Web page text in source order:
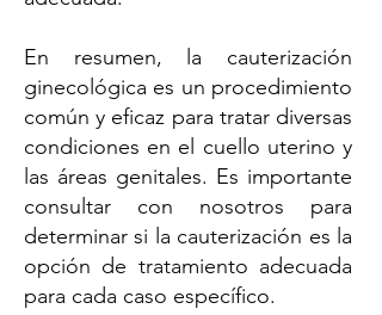
En resumen, la cauterización
ginecológica es un procedimiento
común y eficaz para tratar diversas
condiciones en el cuello uterino y
las áreas genitales. Es importante
consultar con nosotros para
determinar si la cauterización es la
opción de tratamiento adecuada
para cada caso específico.